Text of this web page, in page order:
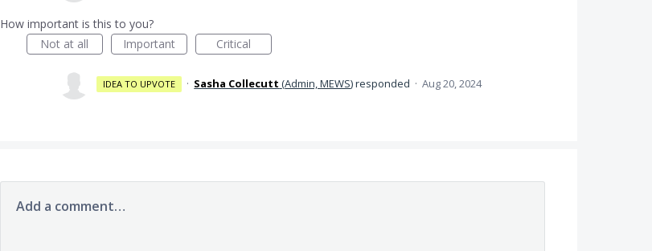
How important is this to you?
Not at all
Important Critical
IDEA TO UPVOTE · Sasha Collecutt (Admin, MEWS)responded · Aug 20, 2024
Add a comment…